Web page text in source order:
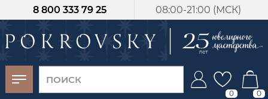
08:00-21:00 (МСК)
8 800 333 79 25
0 0
-30%
от 15 дней с
момента оплаты